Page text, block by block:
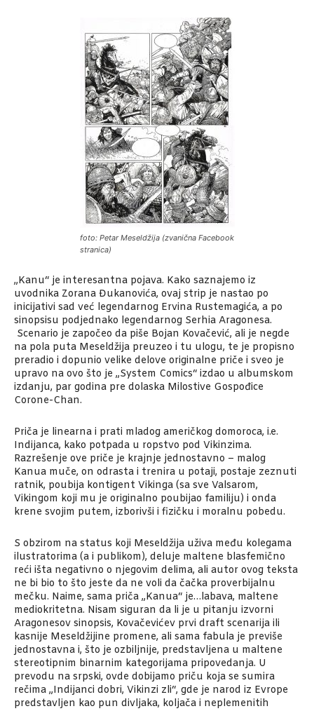
foto: Petar Meseldžija (zvanična Facebook
stranica)
„Kanu“ je interesantna pojava. Kako saznajemo iz
uvodnika Zorana Đukanovića, ovaj strip je nastao po
inicijativi sad već legendarnog Ervina Rustemagića, a po
sinopsisu podjednako legendarnog Serhia Aragonesa.
Scenario je započeo da piše Bojan Kovačević, ali je negde
na pola puta Meseldžija preuzeo i tu ulogu, te je propisno
preradio i dopunio velike delove originalne priče i sveo je
upravo na ovo što je „System Comics“ izdao u albumskom
izdanju, par godina pre dolaska Milostive Gospođice
Corone-Chan.
Priča je linearna i prati mladog američkog domoroca, i.e.
Indijanca, kako potpada u ropstvo pod Vikinzima.
Razrešenje ove priče je krajnje jednostavno – malog
Kanua muče, on odrasta i trenira u potaji, postaje zeznuti
ratnik, poubija kontigent Vikinga (sa sve Valsarom,
Vikingom koji mu je originalno poubijao familiju) i onda
krene svojim putem, izborivši i fizičku i moralnu pobedu.
S obzirom na status koji Meseldžija uživa među kolegama
ilustratorima (a i publikom), deluje maltene blasfemično
reći išta negativno o njegovim delima, ali autor ovog teksta
ne bi bio to što jeste da ne voli da čačka proverbijalnu
mečku. Naime, sama priča „Kanua“ je…labava, maltene
mediokritetna. Nisam siguran da li je u pitanju izvorni
Aragonesov sinopsis, Kovačevićev prvi draft scenarija ili
kasnije Meseldžijine promene, ali sama fabula je previše
jednostavna i, što je ozbiljnije, predstavljena u maltene
stereotipnim binarnim kategorijama pripovedanja. U
prevodu na srpski, ovde dobijamo priču koja se sumira
rečima „Indijanci dobri, Vikinzi zli“, gde je narod iz Evrope
predstavljen kao pun divljaka, koljača i neplemenitih